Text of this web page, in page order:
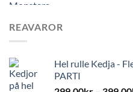
REAVAROR
Hel rulle Kedja -
PARTI